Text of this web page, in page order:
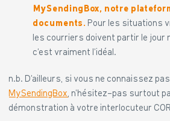
MySendingBox, notre
documents. Pour les situations
les courriers doivent partir le jour
c’est vraiment l’idéal.
n.b. D’ailleurs, si vous ne connaissez
MySendingBox, n’hésitez-pas surtout
démonstration à votre interlocuteur